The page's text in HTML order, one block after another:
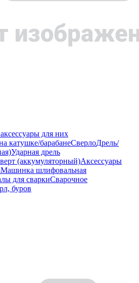
для них
катушке/барабанеСверлоДрель/
Ударная дрель
(аккумуляторный)Аксессуары
Машинка шлифовальная
для сваркиСварочное
буров